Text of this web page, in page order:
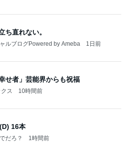
ち直れない。
ルブログPowered by Ameba 1日前
せ者」芸能界からも祝福
ス 10時間前
16本
だろ？ 1時間前